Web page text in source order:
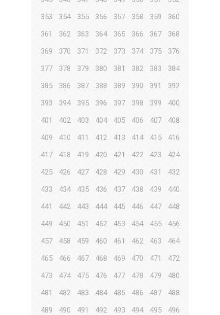
353
354 355 356 357 358 359
360
361
362 363 364 365 366 367
368
369
370 371 372 373 374 375
376
377
378 379 380 381 382 383
384
385
386 387 388 389 390 391
392
393
394 395 396 397 398 399
400
401
402 403 404 405 406 407
408
409
410 411 412 413 414 415
416
417
418 419 420 421 422 423
424
425
426 427 428 429 430 431
432
433
434 435 436 437 438 439
440
441
442 443 444 445 446 447
448
449
450 451 452 453 454 455
456
457
458 459 460 461 462 463
464
465
466 467 468 469 470 471
472
473
474 475 476 477 478 479
480
481
482 483 484 485 486 487
488
489
490 491 492 493 494 495
496